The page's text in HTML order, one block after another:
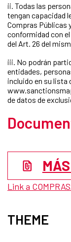
ii. Todas las
tengan capacidad
Compras Públicas
conformidad con
del Art. 26 del
iii. No podrán
entidades,
incluido en su
de datos de
Link a
THEME